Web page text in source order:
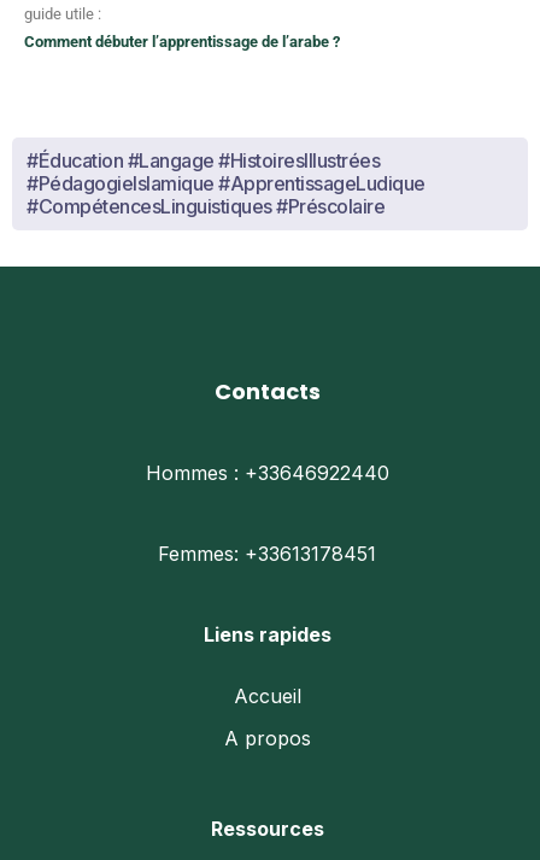
guide utile :
Comment débuter l’apprentissage de l’arabe ?
#Éducation #Langage #HistoiresIllustrées
#PédagogieIslamique #ApprentissageLudique
#CompétencesLinguistiques #Préscolaire
Contacts
Hommes : +33646922440
Femmes: +33613178451
Liens rapides
Accueil
A propos
Ressources